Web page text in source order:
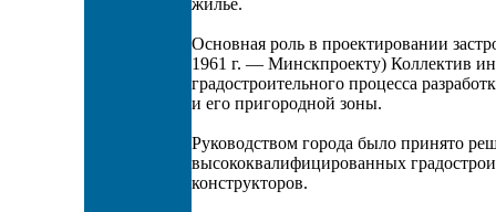
жилье.
Основная роль в проектировании
1961 г. — Минскпроекту) Коллектив
градостроительного процесса
и его пригородной зоны.
Руководством города было принято
высококвалифицированных
конструкторов.